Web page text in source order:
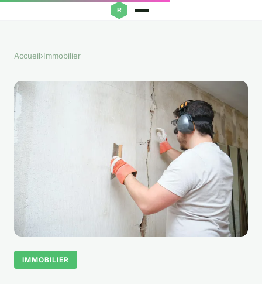
Accueil›Immobilier
IMMOBILIER